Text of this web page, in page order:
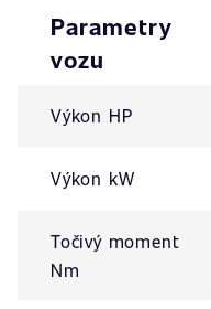
Parametry
vozu
Výkon HP
Výkon kW
Točivý moment
Nm